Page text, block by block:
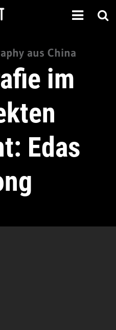
aus China
im
Edas